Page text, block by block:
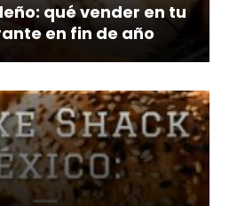
qué vender en tu
en fin de año